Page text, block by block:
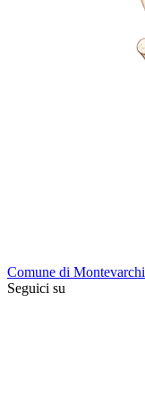
Comune di Montevarchi
Seguici su